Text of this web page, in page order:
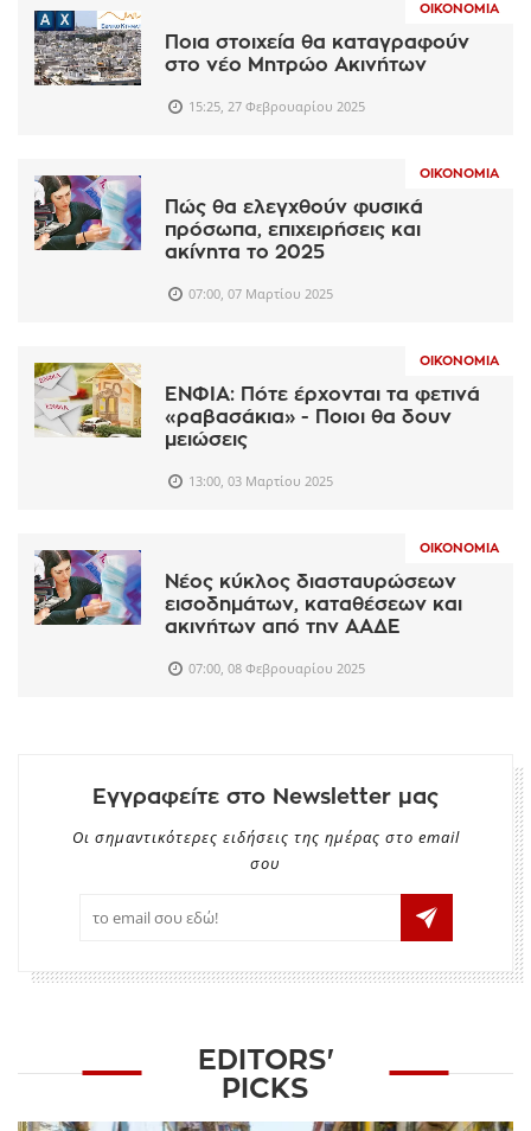
ΟΙΚΟΝΟΜΊΑ
Ποια στοιχεία θα καταγραφούν
στο νέο Μητρώο Ακινήτων
15:25, 27 Φεβρουαρίου 2025
ΟΙΚΟΝΟΜΊΑ
Πώς θα ελεγχθούν φυσικά
πρόσωπα, επιχειρήσεις και
ακίνητα το 2025
07:00, 07 Μαρτίου 2025
ΟΙΚΟΝΟΜΊΑ
ΕΝΦΙΑ: Πότε έρχονται τα φετινά
«ραβασάκια» - Ποιοι θα δουν
μειώσεις
13:00, 03 Μαρτίου 2025
ΟΙΚΟΝΟΜΊΑ
Νέος κύκλος διασταυρώσεων
εισοδημάτων, καταθέσεων και
ακινήτων από την ΑΑΔΕ
07:00, 08 Φεβρουαρίου 2025
Εγγραφείτε στο Newsletter μας
Οι σημαντικότερες ειδήσεις της ημέρας στο email
σου
EDITORS'
PICKS